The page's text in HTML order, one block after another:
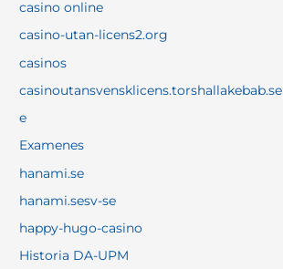
casino online
casino-utan-licens2.org
casinos
casinoutansvensklicens.torshallakebab.se
e
Examenes
hanami.se
hanami.sesv-se
happy-hugo-casino
Historia DA-UPM